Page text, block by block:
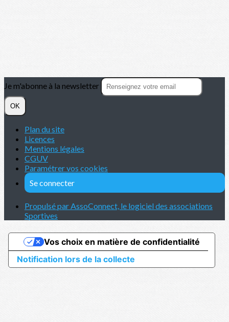
Je m'abonne à la newsletter
OK
Plan du site
Licences
Mentions légales
CGUV
Paramétrer vos cookies
Se connecter
Propulsé par AssoConnect, le logiciel des associations
Sportives
Notification lors de la collecte
Vos choix en matière de confidentialité